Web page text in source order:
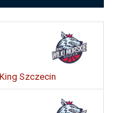
Szczecin